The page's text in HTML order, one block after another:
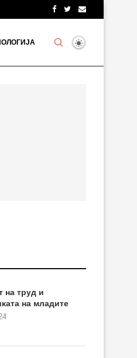
на труд и
на младите